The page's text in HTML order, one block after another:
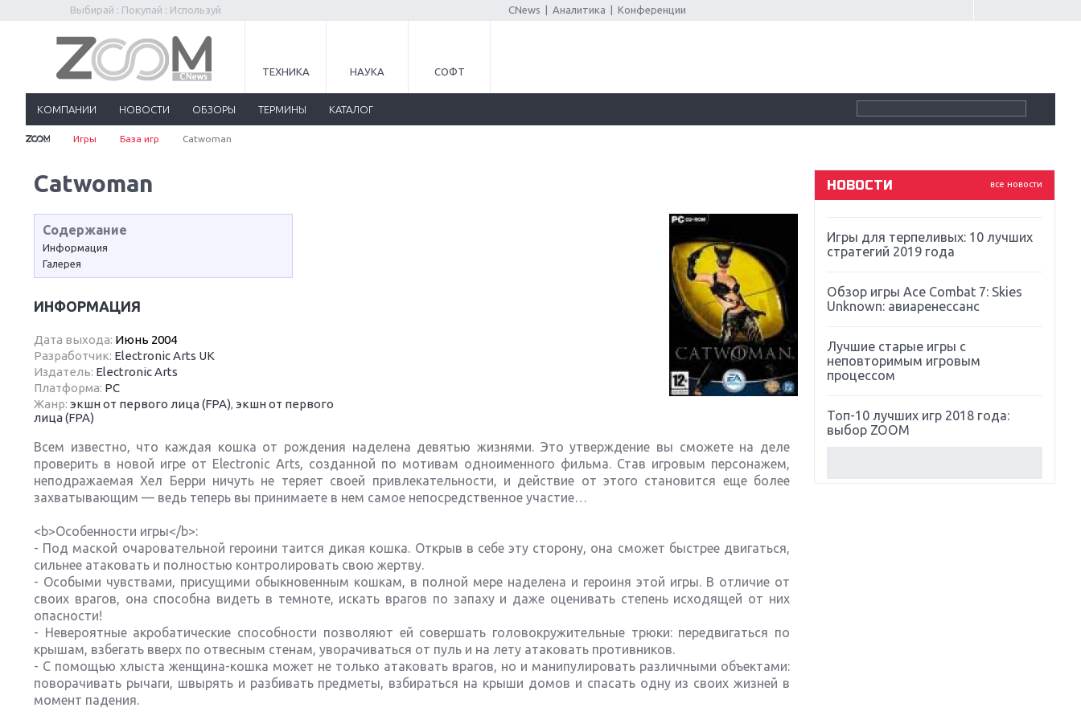
Выбирай : Покупай : Используй CNews Аналитика Конференции
ТЕХНИКА НАУКА СОФТ
КОМПАНИИ НОВОСТИ ОБЗОРЫ ТЕРМИНЫ КАТАЛОГ
Игры База игр Catwoman
Catwoman
Содержание
Информация
Галерея
ИНФОРМАЦИЯ
Дата выхода: Июнь 2004
Разработчик: Electronic Arts UK
Издатель: Electronic Arts
Платформа: PC
Жанр: экшн от первого лица (FPA), экшн от первого
лица (FPA)
Всем известно, что каждая кошка от рождения наделена девятью жизнями. Это утверждение вы сможете на деле
проверить в новой игре от Electronic Arts, созданной по мотивам одноименного фильма. Став игровым персонажем,
неподражаемая Хел Берри ничуть не теряет своей привлекательности, и действие от этого становится еще более
захватывающим — ведь теперь вы принимаете в нем самое непосредственное участие…
<b>Особенности игры</b>:
- Под маской очаровательной героини таится дикая кошка. Открыв в себе эту сторону, она сможет быстрее двигаться,
сильнее атаковать и полностью контролировать свою жертву.
- Особыми чувствами, присущими обыкновенным кошкам, в полной мере наделена и героиня этой игры. В отличие от
своих врагов, она способна видеть в темноте, искать врагов по запаху и даже оценивать степень исходящей от них
опасности!
- Невероятные акробатические способности позволяют ей совершать головокружительные трюки: передвигаться по
крышам, взбегать вверх по отвесным стенам, уворачиваться от пуль и на лету атаковать противников.
- С помощью хлыста женщина-кошка может не только атаковать врагов, но и манипулировать различными объектами:
поворачивать рычаги, швырять и разбивать предметы, взбираться на крыши домов и спасать одну из своих жизней в
момент падения.
все новости
НОВОСТИ
Souls
Far Cry 5: хвалить нельзя ругать
Игры для терпеливых: 10 лучших
стратегий 2019 года
Обзор игры Ace Combat 7: Skies
Unknown: авиаренессанс
Лучшие старые игры с
неповторимым игровым
процессом
Топ-10 лучших игр 2018 года:
выбор ZOOM
Next